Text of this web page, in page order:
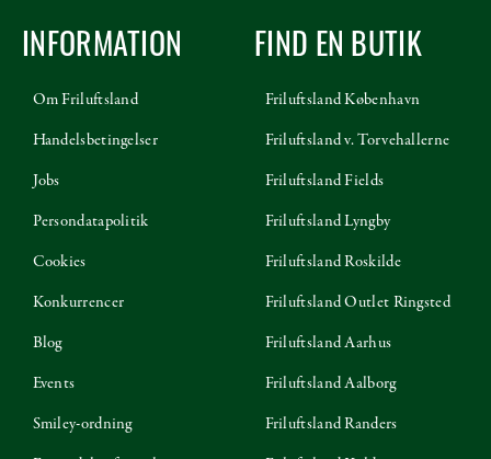
INFORMATION
Om Friluftsland
Handelsbetingelser
Jobs
Persondatapolitik
Cookies
Konkurrencer
Blog
Events
Smiley-ordning
FIND EN BUTIK
Friluftsland København
Friluftsland v. Torvehallerne
Friluftsland Fields
Friluftsland Lyngby
Friluftsland Roskilde
Friluftsland Outlet Ringsted
Friluftsland Aarhus
Friluftsland Aalborg
Friluftsland Randers